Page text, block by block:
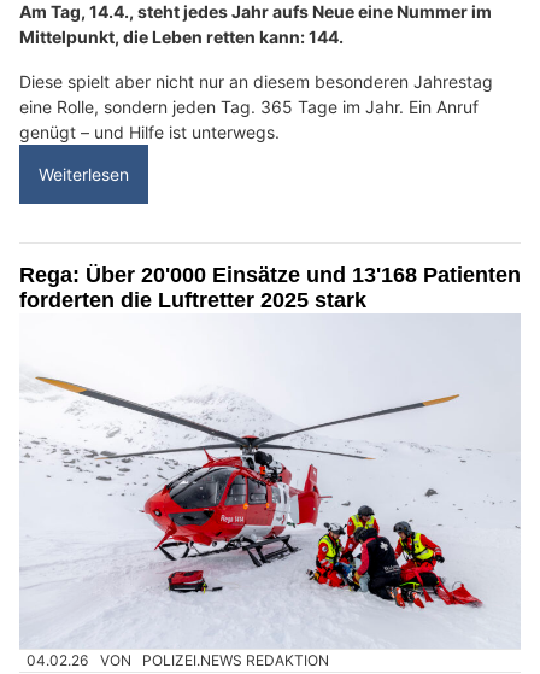
Am Tag, 14.4., steht jedes Jahr aufs Neue eine Nummer im
Mittelpunkt, die Leben retten kann: 144.
Diese spielt aber nicht nur an diesem besonderen Jahrestag
eine Rolle, sondern jeden Tag. 365 Tage im Jahr. Ein Anruf
genügt – und Hilfe ist unterwegs.
Weiterlesen
Rega: Über 20'000 Einsätze und 13'168 Patienten
forderten die Luftretter 2025 stark
04.02.26 VON POLIZEI.NEWS REDAKTION